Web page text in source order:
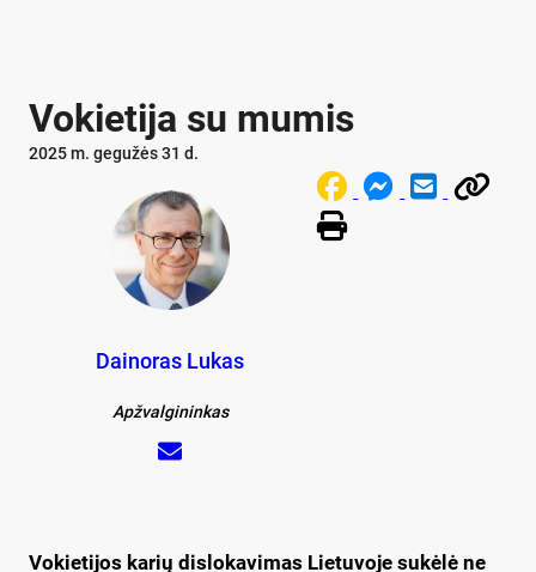
Vokietija su mumis
2025 m. gegužės 31 d.
Dainoras Lukas
Apžvalgininkas
Vokietijos karių dislokavimas Lietuvoje sukėlė ne